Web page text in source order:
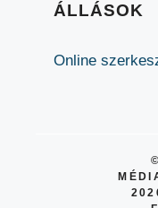
ÁLLÁSOK
Online